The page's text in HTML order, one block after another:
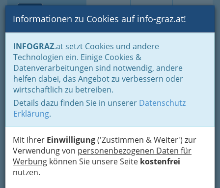
Suche Login Toggle
Informationen zu Cookies auf info-graz.at!
INFOGRAZ.at setzt Cookies und andere
Technologien ein. Einige Cookies &
Datenverarbeitungen sind notwendig, andere
helfen dabei, das Angebot zu verbessern oder
wirtschaftlich zu betreiben.
Details dazu finden Sie in unserer Datenschutz
Erklärung.
Mit Ihrer Einwilligung('Zustimmen & Weiter') zur
Verwendung von personenbezogenen Daten für
Werbung können Sie unsere Seite kostenfrei
nutzen.
Home Branchen
Bauhaus Depot GmbH
Josef Pock-Straße 10, 8054 Seiersberg
+43 316 680 000
+43 316 680 000 - 61094
Karte